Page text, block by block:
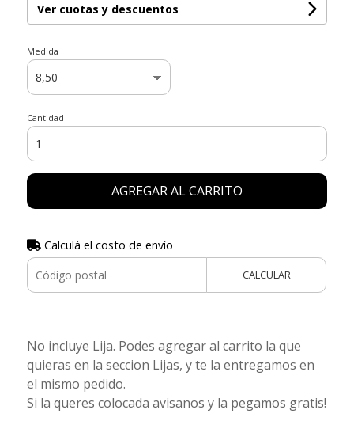
Ver cuotas y descuentos
Medida
Cantidad
AGREGAR AL CARRITO
Calculá el costo de envío
CALCULAR
No incluye Lija. Podes agregar al carrito la que
quieras en la seccion Lijas, y te la entregamos en
el mismo pedido.
Si la queres colocada avisanos y la pegamos gratis!